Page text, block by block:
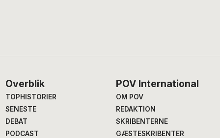
Footer
Overblik
TOPHISTORIER
SENESTE
DEBAT
PODCAST
POV International
OM POV
REDAKTION
SKRIBENTERNE
GÆSTESKRIBENTER